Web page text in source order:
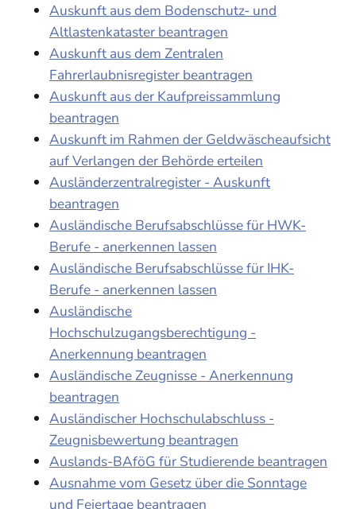
Auskunft aus dem Bodenschutz- und
Altlastenkataster beantragen
Auskunft aus dem Zentralen
Fahrerlaubnisregister beantragen
Auskunft aus der Kaufpreissammlung
beantragen
Auskunft im Rahmen der Geldwäscheaufsicht
auf Verlangen der Behörde erteilen
Ausländerzentralregister - Auskunft
beantragen
Ausländische Berufsabschlüsse für HWK-
Berufe - anerkennen lassen
Ausländische Berufsabschlüsse für IHK-
Berufe - anerkennen lassen
Ausländische
Hochschulzugangsberechtigung -
Anerkennung beantragen
Ausländische Zeugnisse - Anerkennung
beantragen
Ausländischer Hochschulabschluss -
Zeugnisbewertung beantragen
Auslands-BAföG für Studierende beantragen
Ausnahme vom Gesetz über die Sonntage
und Feiertage beantragen